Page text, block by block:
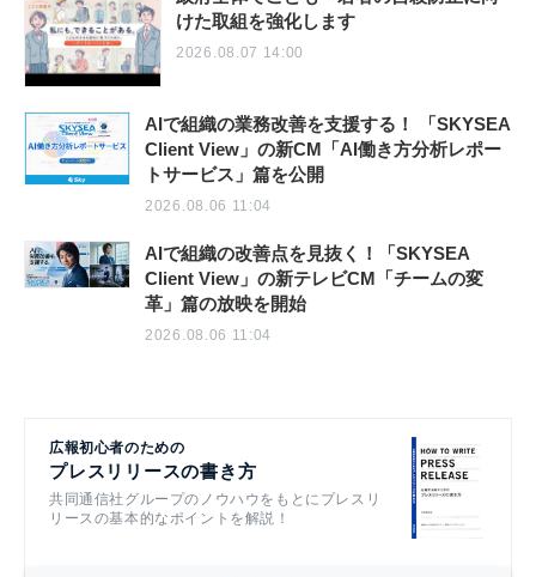
けた取組を強化します
2026.08.07 14:00
AIで組織の業務改善を支援する！ 「SKYSEA
Client View」の新CM「AI働き方分析レポー
トサービス」篇を公開
2026.08.06 11:04
AIで組織の改善点を見抜く！「SKYSEA
Client View」の新テレビCM「チームの変
革」篇の放映を開始
2026.08.06 11:04
広報初心者のための
プレスリリースの書き方
共同通信社グループのノウハウをもとにプレスリ
リースの基本的なポイントを解説！